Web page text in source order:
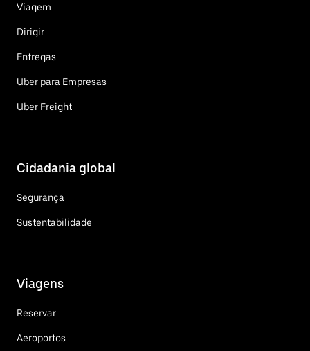
Viagem
Dirigir
Entregas
Uber para Empresas
Uber Freight
Cidadania global
Segurança
Sustentabilidade
Viagens
Reservar
Aeroportos